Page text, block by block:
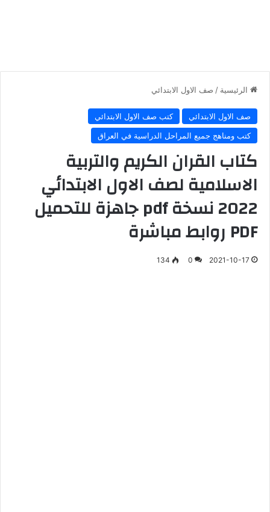
الرئيسية / صف الاول الابتدائي
صف الاول الابتدائي
كتب صف الاول الابتدائي
كتب ومناهج جميع المراحل الدراسية في العراق
كتاب القران الكريم والتربية
الاسلامية لصف الاول الابتدائي
2022 نسخة pdf جاهزة للتحميل
PDF روابط مباشرة
2021-10-17
0
134